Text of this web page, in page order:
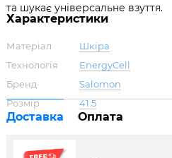
та шукає універсальне взуття.
Характеристики
Матеріал
Шкіра
Технологія
EnergyCell
Бренд
Salomon
Розмір
41.5
Доставка Оплата